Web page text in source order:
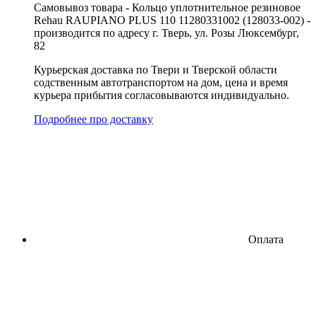
Cамовывоз товара - Кольцо уплотнительное резиновое
Rehau RAUPIANO PLUS 110 11280331002 (128033-002) -
производится по адресу г. Тверь, ул. Розы Люксембург,
82
Курьерская доставка по Твери и Тверской области
содственным автотранспортом на дом, цена и время
курьера прибытия согласовываются индивидуально.
Подробнее про доставку
Оплата